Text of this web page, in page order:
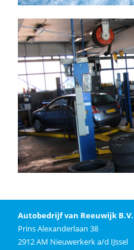
Autobedrijf van Reeuwijk B.V.
Prins Alexanderlaan 38
2912 AM Nieuwerkerk a/d IJssel